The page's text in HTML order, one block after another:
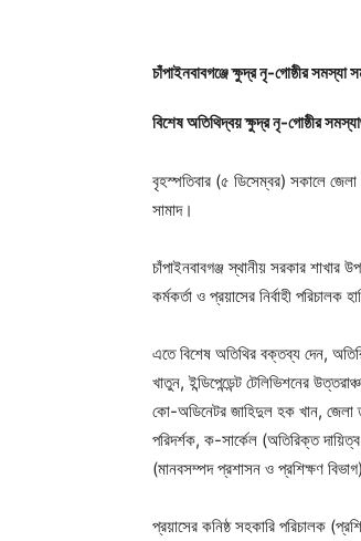
চাঁপাইনবাবগঞ্জে ক্ষুদ্র নৃ-গোষ্ঠীর সমস্যা
বিশেষ অতিথিদ্বয় ক্ষুদ্র নৃ-গোষ্ঠীর
বৃহস্পতিবার (৫ ডিসেম্বর) সকালে
সামাদ।
চাঁপাইনবাবগঞ্জ স্থানীয় সরকার শাখার
কর্মকর্তা ও প্রয়াসের নির্বাহী পরিচালক
এতে বিশেষ অতিথির বক্তব্য দেন,
খাতুন, ইন্ডিপেন্ডেন্ট টেলিভিশনের
কো-অডিনেটর জাহিদুল হক খান, জেলা
পরিদর্শক, ক-সার্কেল (অতিরিক্ত
(মানবসম্পদ প্রশাসন ও প্রশিক্ষণ
প্রয়াসের কনিষ্ঠ সহকারি পরিচালক